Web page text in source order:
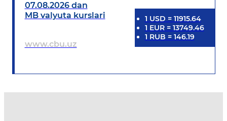
07.08.2026 dan
MB valyuta kurslari
www.cbu.uz
1 USD = 11915.64
1 EUR= 13749.46
1 RUB = 146.19